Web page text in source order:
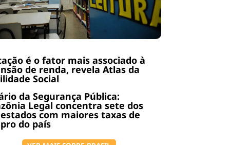
é o fator mais associado à
de renda, revela Atlas da
Social
da Segurança Pública:
Legal concentra sete dos
com maiores taxas de
do país